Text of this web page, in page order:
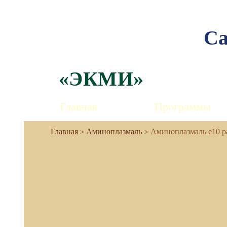
«ЭКМИ»
Главная Программы
Аминоплазмаль Аминоплазмаль е10